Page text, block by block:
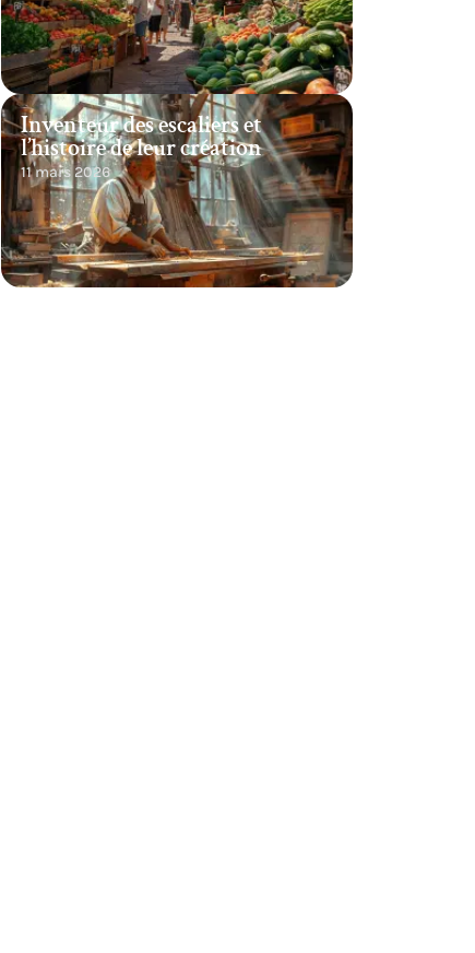
Inventeur des escaliers et
l’histoire de leur création
11 mars 2026